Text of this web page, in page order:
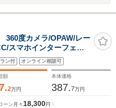
度カメラ/OPAW/レー
スマホインターフェー
LED/ATトランク/バー
トメモリー・シートヒ
ン付 オンライン相談可
額
2万円
本体価格
387.7万円
ーン 月々 18,300円